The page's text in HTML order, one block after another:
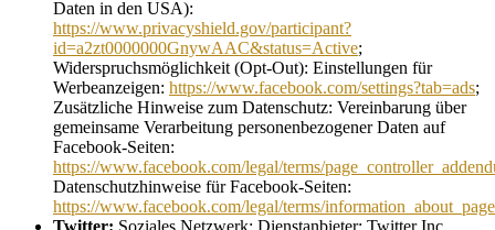
Daten in den USA):
https://www.privacyshield.gov/participant?
id=a2zt0000000GnywAAC&status=Active;
Widerspruchsmöglichkeit (Opt-Out): Einstellungen für
Werbeanzeigen: https://www.facebook.com/settings?tab=ads;
Zusätzliche Hinweise zum Datenschutz: Vereinbarung über
gemeinsame Verarbeitung personenbezogener Daten auf
Facebook-Seiten:
https://www.facebook.com/legal/terms/
Datenschutzhinweise für Facebook-Seiten:
https://www.facebook.com/legal/terms/
Twitter: Soziales Netzwerk; Dienstanbieter: Twitter Inc.,